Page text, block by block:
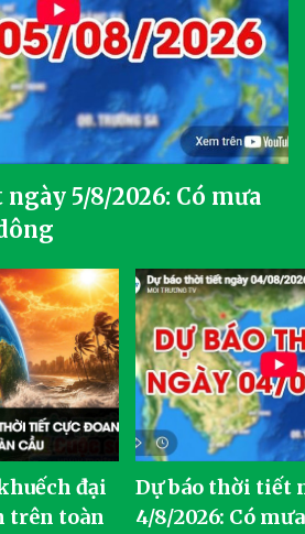
5/8/2026: Có mưa
đại
trên toàn
Dự báo thời tiết
4/8/2026: Có